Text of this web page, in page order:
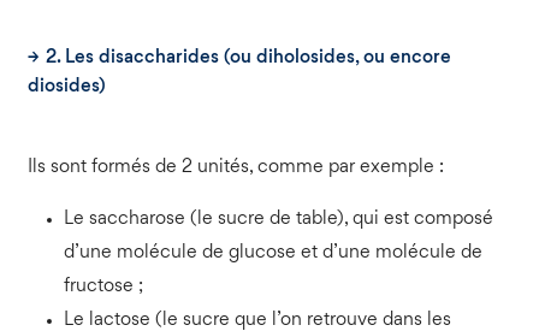
2. Les disaccharides (ou diholosides, ou encore
diosides)
Ils sont formés de 2 unités, comme par exemple :
Le saccharose (le sucre de table), qui est composé
d’une molécule de glucose et d’une molécule de
fructose ;
Le lactose (le sucre que l’on retrouve dans les